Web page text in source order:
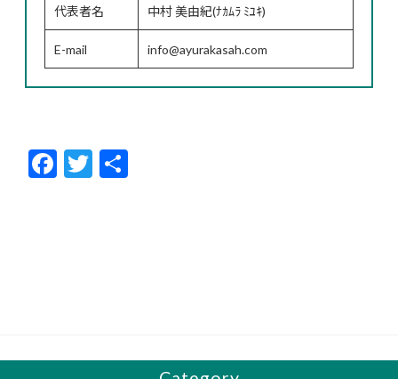
代表者名 中村 美由紀(ﾅｶﾑﾗ ﾐﾕｷ)
E-mail info@ayurakasah.com
F
ac
T
w